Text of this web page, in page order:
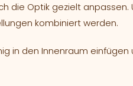
die Optik gezielt anpassen.
kombiniert werden.
in den Innenraum